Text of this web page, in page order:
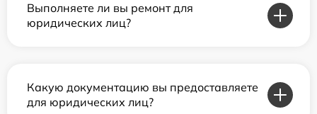
Выполняете ли вы ремонт для
юридических лиц?
Какую документацию вы предоставляете
для юридических лиц?